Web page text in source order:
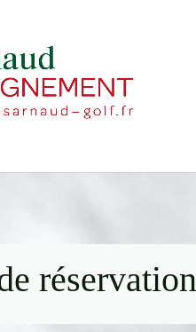
réservation